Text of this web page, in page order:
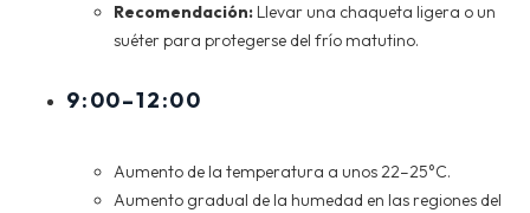
Recomendación: Llevar una chaqueta ligera o un
suéter para protegerse del frío matutino.
9:00–12:00
Aumento de la temperatura a unos 22–25°C.
Aumento gradual de la humedad en las regiones del